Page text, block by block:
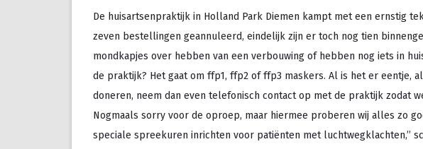
De huisartsenpraktijk in Holland Park Diemen kampt met een ernstig
zeven bestellingen geannuleerd, eindelijk zijn er toch nog tien
mondkapjes over hebben van een verbouwing of hebben nog iets in
de praktijk? Het gaat om ffp1, ffp2 of ffp3 mas kers. Al is het er eentje,
doneren, neem dan even telefonisch contact op met de praktijk zodat
Nogmaals sorry voor de oproep, maar hiermee proberen wij alles zo
speciale spreekuren inrichten voor patiënten met luchtwegklachten,’’